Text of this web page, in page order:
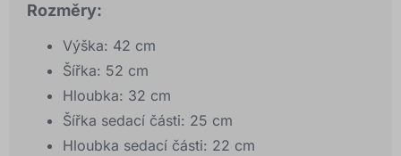
Rozměry:
Výška: 42 cm
Šířka: 52 cm
Hloubka: 32 cm
Šířka sedací části: 25 cm
Hloubka sedací části: 22 cm